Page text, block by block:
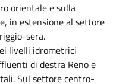
orientale e sulla
in estensione al settore
sera.
livelli idrometrici
di destra Reno e
Sul settore centro-